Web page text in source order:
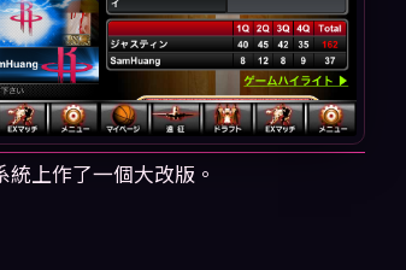
統上作了一個大改版。